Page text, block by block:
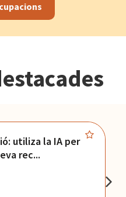
utiliza la IA per
rec...